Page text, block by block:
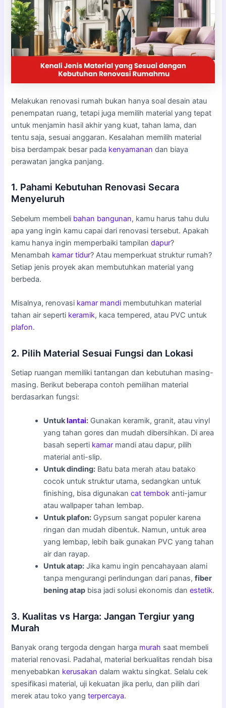
Melakukan renovasi rumah bukan hanya soal desain atau
penempatan ruang, tetapi juga memilih material yang tepat
untuk menjamin hasil akhir yang kuat, tahan lama, dan
tentu saja, sesuai anggaran. Kesalahan memilih material
bisa berdampak besar pada kenyamanan dan biaya
perawatan jangka panjang.
1. Pahami Kebutuhan Renovasi Secara
Menyeluruh
Sebelum membeli bahan bangunan, kamu harus tahu dulu
apa yang ingin kamu capai dari renovasi tersebut. Apakah
kamu hanya ingin memperbaiki tampilandapur?
Menambah kamar tidur? Atau memperkuat struktur rumah?
Setiap jenis proyek akan membutuhkan material yang
berbeda.
Misalnya, renovasi kamar mandi membutuhkan material
tahan air seperti keramik, kaca tempered, atau PVC untuk
plafon.
2. Pilih Material Sesuai Fungsi dan Lokasi
Setiap ruangan memiliki tantangan dan kebutuhan masing-
masing. Berikut beberapa contoh pemilihan material
berdasarkan fungsi:
Untuklantai: Gunakan keramik, granit, atau vinyl
yang tahan gores dan mudah dibersihkan. Di area
basah seperti kamar mandi atau dapur, pilih
material anti-slip.
Untuk dinding: Batu bata merah atau batako
cocok untuk struktur utama, sedangkan untuk
finishing, bisa digunakancat tembok anti-jamur
atau wallpaper tahan lembap.
Untuk plafon: Gypsum sangat populer karena
ringan dan mudah dibentuk. Namun, untuk area
yang lembap, lebih baik gunakan PVC yang tahan
air dan rayap.
Untuk atap: Jika kamu ingin pencahayaan alami
tanpa mengurangi perlindungan dari panas,fiber
bening atap bisa jadi solusi ekonomis danestetik.
3. Kualitas vs Harga: Jangan Tergiur yang
Murah
Banyak orang tergoda dengan harga murah saat membeli
material renovasi. Padahal, material berkualitas rendah bisa
menyebabkan kerusakan dalam waktu singkat. Selalu cek
spesifikasi material, uji kekuatan jika perlu, dan pilih dari
merek atau toko yangterpercaya.